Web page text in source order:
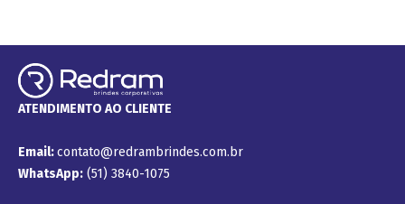
ATENDIMENTO AO CLIENTE
Email:contato@redrambrindes.com.br
WhatsApp: (51) 3840-1075